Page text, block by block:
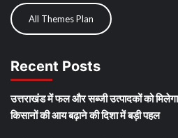
All Themes Plan
Recent Posts
उत्तराखंड में फल और सब्जी उत्पादकों को
किसानों की आय बढ़ाने की दिशा में बड़ी पहल